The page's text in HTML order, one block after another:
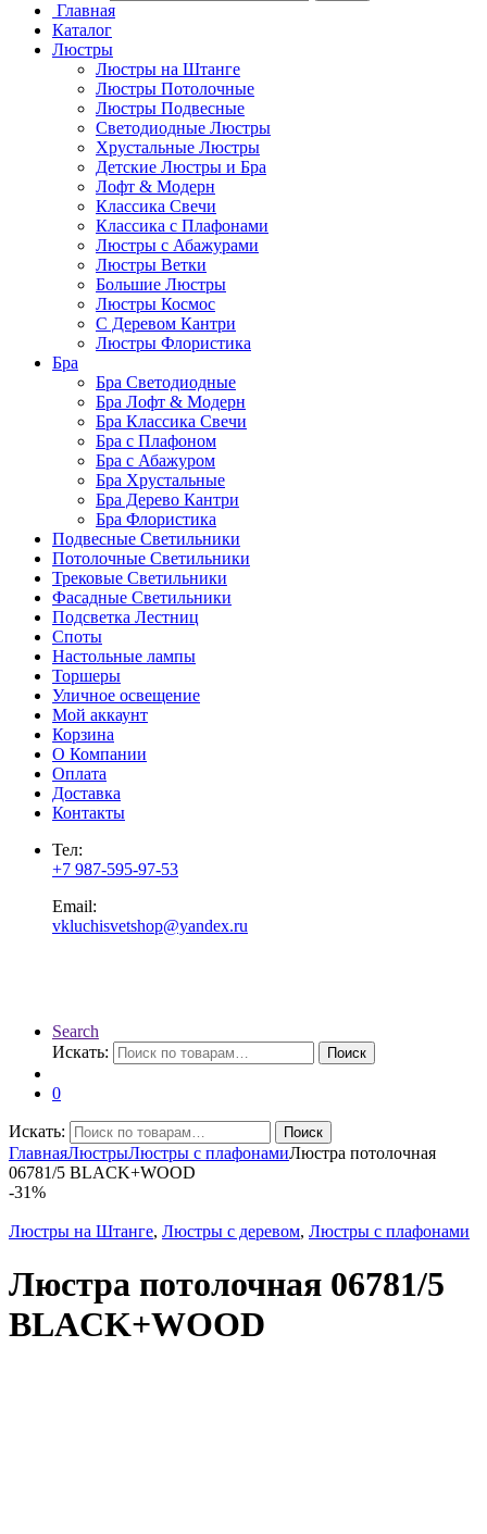
Главная
Каталог
Люстры
Люстры на Штанге
Люстры Потолочные
Люстры Подвесные
Светодиодные Люстры
Хрустальные Люстры
Детские Люстры и Бра
Лофт & Модерн
Классика Свечи
Классика с Плафонами
Люстры с Абажурами
Люстры Ветки
Большие Люстры
Люстры Космос
С Деревом Кантри
Люстры Флористика
Бра
Бра Светодиодные
Бра Лофт & Модерн
Бра Классика Свечи
Бра с Плафоном
Бра с Абажуром
Бра Хрустальные
Бра Дерево Кантри
Бра Флористика
Подвесные Светильники
Потолочные Светильники
Трековые Светильники
Фасадные Светильники
Подсветка Лестниц
Споты
Настольные лампы
Торшеры
Уличное освещение
Мой аккаунт
Корзина
О Компании
Оплата
Доставка
Контакты
Тел:
+7 987-595-97-53
Email:
vkluchisvetshop@yandex.ru
Search
Искать:
Поиск
0
Искать: Поиск
ГлавнаяЛюстрыЛюстры с плафонамиЛюстра потолочная
06781/5 BLACK+WOOD
-31%
Люстры на Штанге, Люстры с деревом, Люстры с плафонами
Люстра потолочная 06781/5
BLACK+WOOD